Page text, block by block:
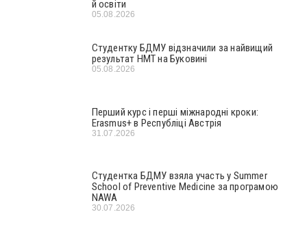
й освіти
05.08.2026
Студентку БДМУ відзначили за найвищий
результат НМТ на Буковині
05.08.2026
Перший курс і перші міжнародні кроки:
Erasmus+ в Республіці Австрія
31.07.2026
Студентка БДМУ взяла участь у Summer
School of Preventive Medicine за програмою
NAWA
30.07.2026